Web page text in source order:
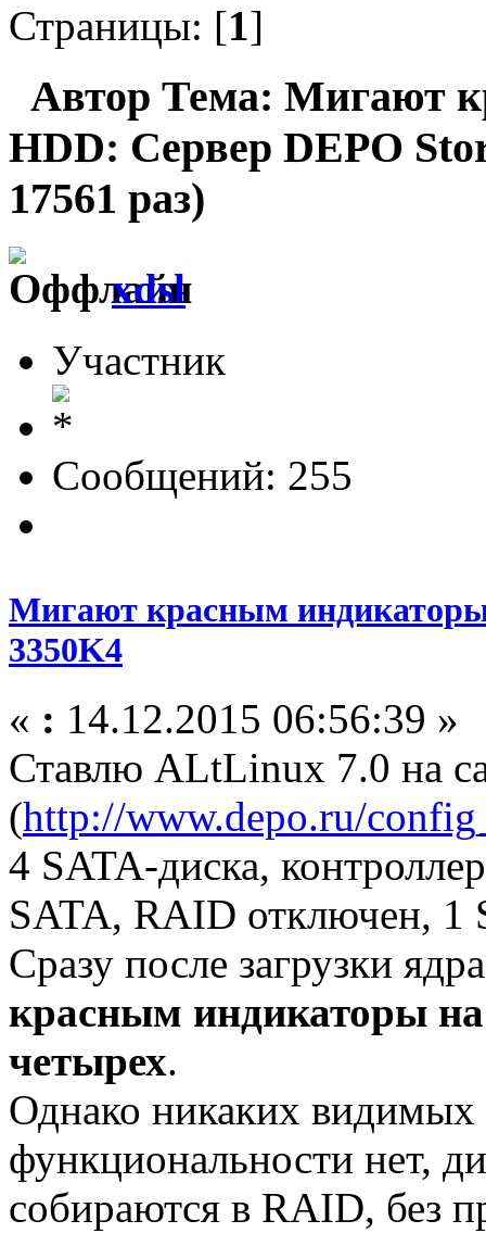
Страницы: [1]
Автор Тема: Мигают
HDD: Сервер DEPO
17561 раз)
xdsl
Участник
Сообщений: 255
Мигают красным
3350K4
« : 14.12.2015 06:56:39 »
Ставлю ALtLinux 7.0 на
(http://www.depo.ru/
4 SATA-диска,
SATA, RAID отключен, 1
Сразу после загрузки
красным индикаторы на
четырех.
Однако никаких
функциональности нет,
собираются в RAID, без